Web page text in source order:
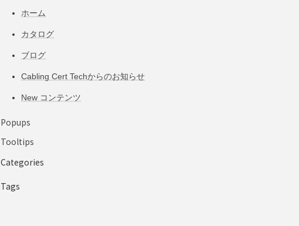
ホーム
カタログ
ブログ
Cabling Cert Techからのお知らせ
New コンテンツ
Popups
Tooltips
Categories
Tags